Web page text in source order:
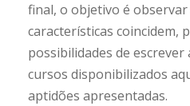
final, o objetivo é
características coincidem,
possibilidades de
cursos disponibilizados
aptidões apresentadas.